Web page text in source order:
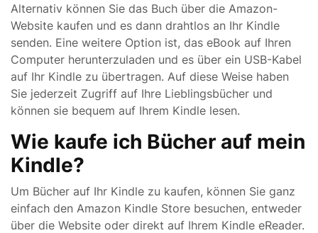
Alternativ können Sie das Buch über die Amazon-
Website kaufen und es dann drahtlos an Ihr Kindle
senden. Eine weitere Option ist, das eBook auf Ihren
Computer herunterzuladen und es über ein USB-Kabel
auf Ihr Kindle zu übertragen. Auf diese Weise haben
Sie jederzeit Zugriff auf Ihre Lieblingsbücher und
können sie bequem auf Ihrem Kindle lesen.
Wie kaufe ich Bücher auf mein
Kindle?
Um Bücher auf Ihr Kindle zu kaufen, können Sie ganz
einfach den Amazon Kindle Store besuchen, entweder
über die Website oder direkt auf Ihrem Kindle eReader.